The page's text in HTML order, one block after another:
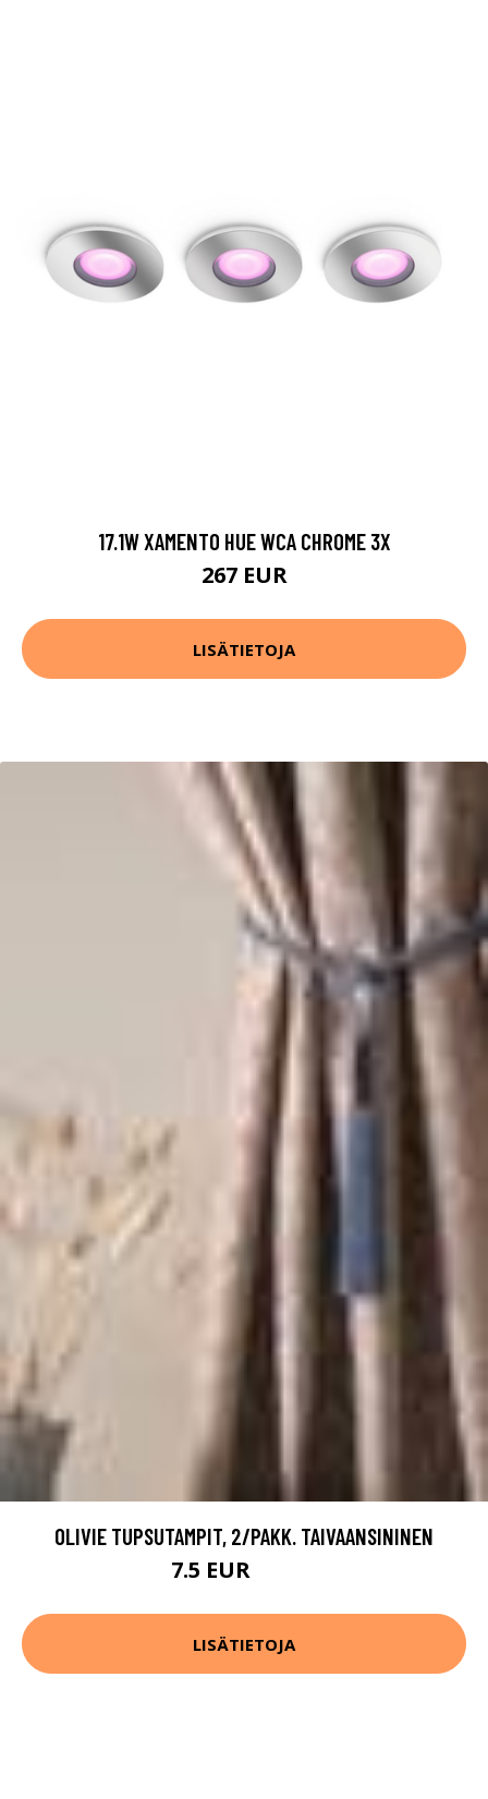
17.1W XAMENTO HUE WCA CHROME 3X
267 EUR
LISÄTIETOJA
OLIVIE TUPSUTAMPIT, 2/PAKK. TAIVAANSININEN
7.5 EUR
LISÄTIETOJA